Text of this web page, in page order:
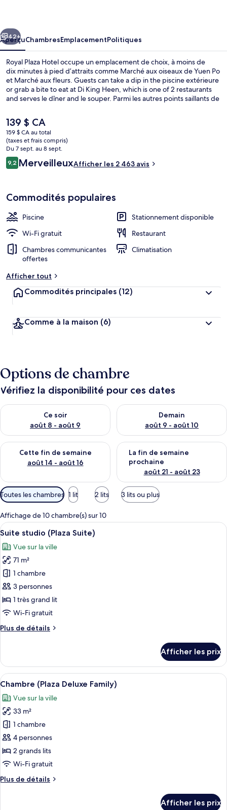
Suivant
42+
AperçuChambresEmplacementPolitiques
Royal Plaza Hotel occupe un emplacement de choix, à moins de
dix minutes à pied d’attraits comme Marché aux oiseaux de Yuen Po
et Marché aux fleurs. Guests can take a dip in the piscine extérieure
or grab a bite to eat at Di King Heen, which is one of 2 restaurants
and serves le dîner and le souper. Parmi les autres points saillants de
d’entraînement physique et un sauna. La piscine et le personnel
serviable sont des éléments très prisés par les voyageurs.
Le
prix
actuel
est
de 139 $ CA
139 $ CA
159 $ CA au total
(taxes et frais compris)
Du 7 sept. au 8 sept.
Avis
9,29,2 sur 10 –
MerveilleuxAfficher les 2 463 avis
Commodités populaires
Piscine
Stationnement disponible
Wi-Fi gratuit
Restaurant
Chambres communicantes
offertes
Climatisation
Afficher tout
Commodités principales (12)
Comme à la maison (6)
Options de chambre
Vérifiez la disponibilité pour ces dates
Ce soir
août 8 - août 9
Vérifier la disponibilité pour ce soir août 8 - août 9
Demain
août 9 - août 10
Vérifier la disponibilité pour
Cette fin de semaine
août 14 - août 16
Vérifier la disponibilité pour cette fin de semaine août 14 -
La fin de semaine
prochaine
août 21 - août 23
Vérifier la disponibilité pour
Filtres
disponibles
pour
les
chambres
Toutes les chambres 1 lit 2 lits 3 lits ou plus
Affichage de 10 chambre(s) sur 10
Afficher
toutes
les
photos
pour
ce
type
de
chambre :
Suite
Suite)
Un salon moderne avec un canapé
5
Suite studio (Plaza Suite)
Vue sur la ville
71 m²
1 chambre
3 personnes
1 très grand lit
Wi-Fi gratuit
Plus de détails
Plus
Suite
studio
(Plaza
Afficher les prix
Afficher
toutes
les
photos
pour
ce
type
de
chambre :
Chambre
Une chambre d’hôtel avec deux lits,
4
Chambre (Plaza Deluxe Family)
Vue sur la ville
33 m²
1 chambre
4 personnes
2 grands lits
Wi-Fi gratuit
Plus de détails
Plus
Afficher les prix